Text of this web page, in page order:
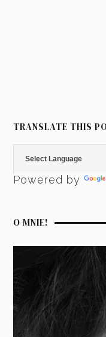
TRANSLATE THIS
Powered by
O MNIE!